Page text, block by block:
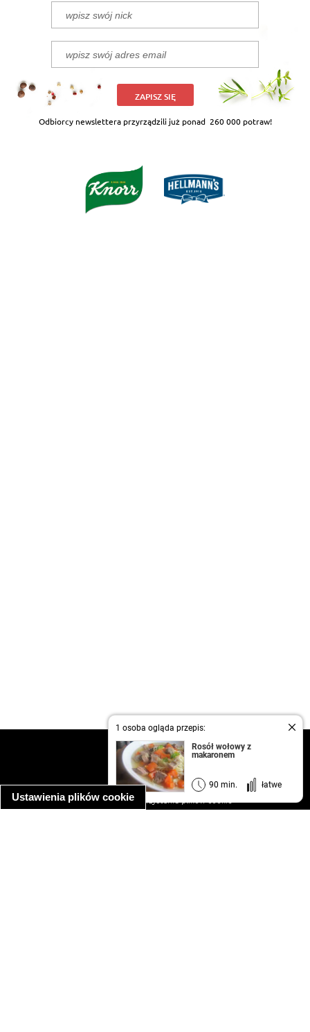
Ustawienia plików cookie
1 osoba ogląda przepis:
Rosół wołowy z
makaronem
90 min. łatwe
ZAPISZ SIĘ
Odbiorcy newslettera przyrządzili już ponad 260 000 potraw!
kontakt
regulamin
informacja o prywatności
informacja o wykorzystaniu plików cookie